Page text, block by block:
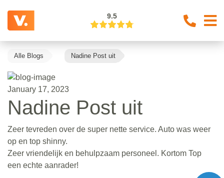
9.5
Alle Blogs Nadine Post uit
January 17, 2023
Nadine Post uit
Zeer tevreden over de super nette service. Auto was weer
op en top shinny.
Zeer vriendelijk en behulpzaam personeel. Kortom Top
een echte aanrader!